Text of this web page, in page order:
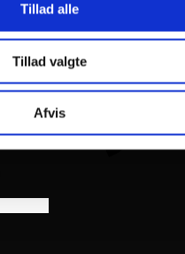
Tillad alle
Tillad valgte
Afvis